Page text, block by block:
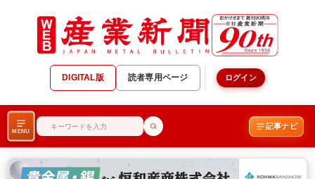
DIGITAL版 読者専用ページ ログイン
MENU
記事ナビ